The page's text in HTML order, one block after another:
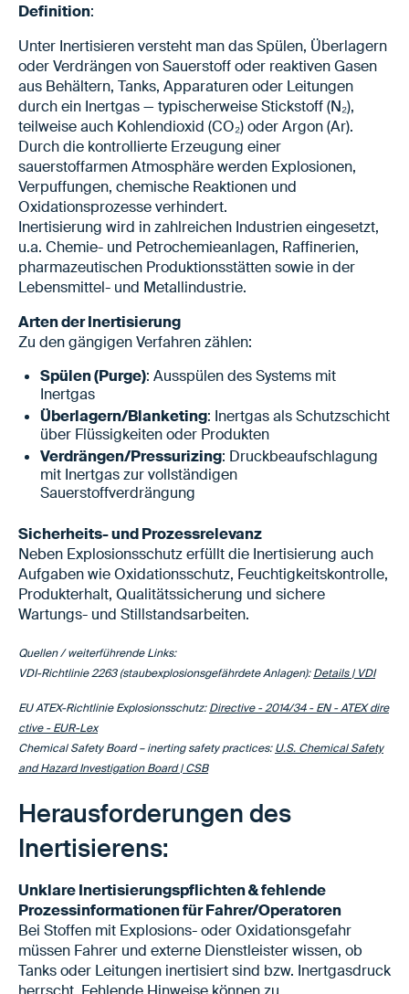
Definition:
Unter Inertisieren versteht man das Spülen, Überlagern
oder Verdrängen von Sauerstoff oder reaktiven Gasen
aus Behältern, Tanks, Apparaturen oder Leitungen
durch ein Inertgas — typischerweise Stickstoff (N₂),
teilweise auch Kohlendioxid (CO₂) oder Argon (Ar).
Durch die kontrollierte Erzeugung einer
sauerstoffarmen Atmosphäre werden Explosionen,
Verpuffungen, chemische Reaktionen und
Oxidationsprozesse verhindert.
Inertisierung wird in zahlreichen Industrien eingesetzt,
u.a. Chemie- und Petrochemieanlagen, Raffinerien,
pharmazeutischen Produktionsstätten sowie in der
Lebensmittel- und Metallindustrie.
Arten der Inertisierung
Zu den gängigen Verfahren zählen:
Spülen (Purge): Ausspülen des Systems mit
Inertgas
Überlagern/Blanketing: Inertgas als Schutzschicht
über Flüssigkeiten oder Produkten
Verdrängen/Pressurizing: Druckbeaufschlagung
mit Inertgas zur vollständigen
Sauerstoffverdrängung
Sicherheits- und Prozessrelevanz
Neben Explosionsschutz erfüllt die Inertisierung auch
Aufgaben wie Oxidationsschutz, Feuchtigkeitskontrolle,
Produkterhalt, Qualitätssicherung und sichere
Wartungs- und Stillstandsarbeiten.
Quellen / weiterführende Links:
VDI-Richtlinie 2263 (staubexplosionsgefährdete Anlagen):Details | VDI
EU ATEX-Richtlinie Explosionsschutz:Directive - 2014/34 - EN - ATEX dire
ctive - EUR-Lex
Chemical Safety Board – inerting safety practices:U.S. Chemical Safety
and Hazard Investigation Board | CSB
Herausforderungen des
Inertisierens:
Unklare Inertisierungspflichten & fehlende
Prozessinformationen für Fahrer/Operatoren
Bei Stoffen mit Explosions- oder Oxidationsgefahr
müssen Fahrer und externe Dienstleister wissen, ob
Tanks oder Leitungen inertisiert sind bzw. Inertgasdruck